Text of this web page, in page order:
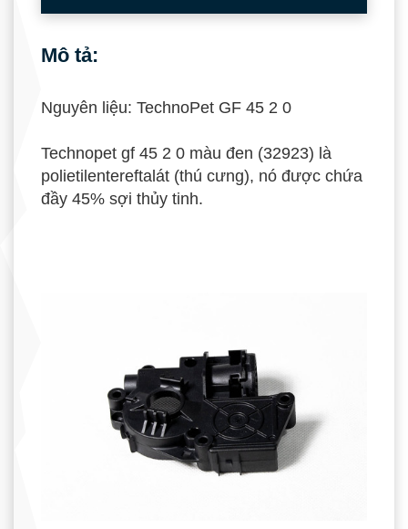
Mô tả:
Nguyên liệu: TechnoPet GF 45 2 0
Technopet gf 45 2 0 màu đen (32923) là
polietilentereftalát (thú cưng), nó được chứa
đầy 45% sợi thủy tinh.